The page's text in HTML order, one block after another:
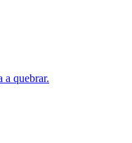
a quebrar.